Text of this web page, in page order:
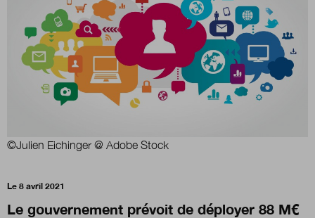
Qui sommes-nous ?
Nous contacter
Newsletter
de la transformation publique.
©Julien Eichinger @ Adobe Stock
Le 8 avril 2021
Le gouvernement prévoit de déployer 88 M€